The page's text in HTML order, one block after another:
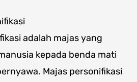
adalah majas yang
kepada benda mati
Majas personifikasi